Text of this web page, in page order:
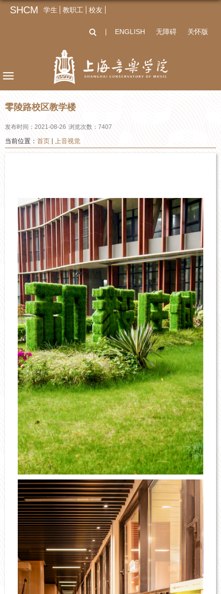
SHCM 学生 教职工 校友
ENGLISH 无障碍 关怀版
零陵路校区教学楼
发布时间：2021-08-26 浏览次数： 7407
当前位置： 首页 上音视觉